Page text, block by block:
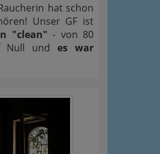
hat schon
Unser GF ist
"clean" - von 80
Null undes war